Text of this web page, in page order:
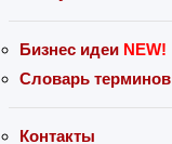
Бизнес идеи NEW!
Словарь терминов
Контакты